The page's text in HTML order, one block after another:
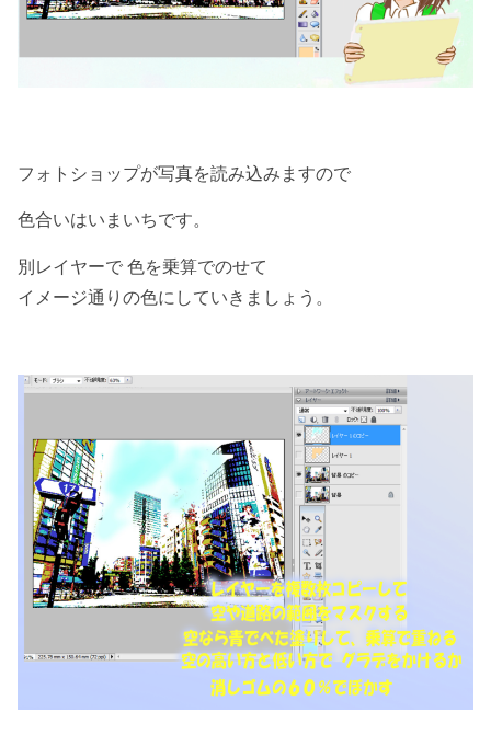
フォトショップが写真を読み込みますので
色合いはいまいちです。
別レイヤーで 色を乗算でのせて
イメージ通りの色にしていきましょう。